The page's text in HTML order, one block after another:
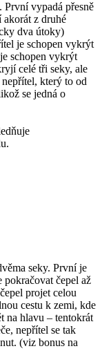
První vypadá přesně
akorát z druhé
dva útoky)
je schopen vykrýt
schopen vykrýt
celé tři seky, ale
který to od
se jedná o
seky. První je
čepel až
projet celou
cestu k zemi, kde
na hlavu – tentokrát
nepřítel se tak
(viz bonus na